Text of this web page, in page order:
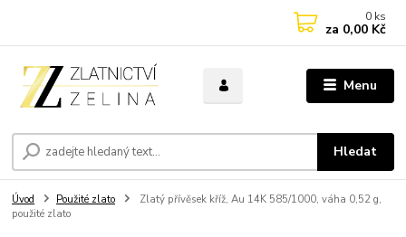
Menu
Hledat
0 ks
za 0,00 Kč
Úvod Použité zlato
Zlatý přívěsek kříž, Au 14K 585/1000, váha 0,52 g,
použité zlato